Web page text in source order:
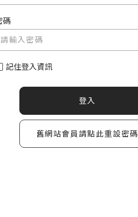
碼
記住登入資訊
登入
舊網站會員請點此重設密碼